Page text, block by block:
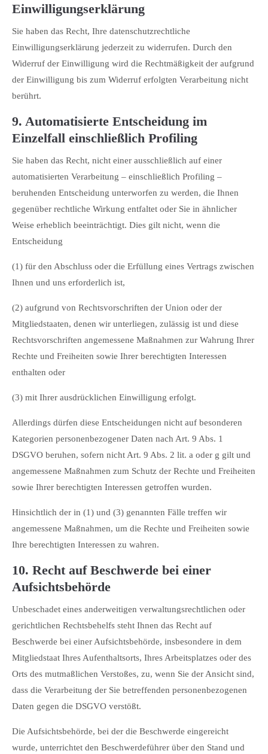
Einwilligungserklärung
Sie haben das Recht, Ihre datenschutzrechtliche
Einwilligungserklärung jederzeit zu widerrufen. Durch den
Widerruf der Einwilligung wird die Rechtmäßigkeit der aufgrund
der Einwilligung bis zum Widerruf erfolgten Verarbeitung nicht
berührt.
9. Automatisierte Entscheidung im
Einzelfall einschließlich Profiling
Sie haben das Recht, nicht einer ausschließlich auf einer
automatisierten Verarbeitung – einschließlich Profiling –
beruhenden Entscheidung unterworfen zu werden, die Ihnen
gegenüber rechtliche Wirkung entfaltet oder Sie in ähnlicher
Weise erheblich beeinträchtigt. Dies gilt nicht, wenn die
Entscheidung
(1) für den Abschluss oder die Erfüllung eines Vertrags zwischen
Ihnen und uns erforderlich ist,
(2) aufgrund von Rechtsvorschriften der Union oder der
Mitgliedstaaten, denen wir unterliegen, zulässig ist und diese
Rechtsvorschriften angemessene Maßnahmen zur Wahrung Ihrer
Rechte und Freiheiten sowie Ihrer berechtigten Interessen
enthalten oder
(3) mit Ihrer ausdrücklichen Einwilligung erfolgt.
Allerdings dürfen diese Entscheidungen nicht auf besonderen
Kategorien personenbezogener Daten nach Art. 9 Abs. 1
DSGVO beruhen, sofern nicht Art. 9 Abs. 2 lit. a oder g gilt und
angemessene Maßnahmen zum Schutz der Rechte und Freiheiten
sowie Ihrer berechtigten Interessen getroffen wurden.
Hinsichtlich der in (1) und (3) genannten Fälle treffen wir
angemessene Maßnahmen, um die Rechte und Freiheiten sowie
Ihre berechtigten Interessen zu wahren.
10. Recht auf Beschwerde bei einer
Aufsichtsbehörde
Unbeschadet eines anderweitigen verwaltungsrechtlichen oder
gerichtlichen Rechtsbehelfs steht Ihnen das Recht auf
Beschwerde bei einer Aufsichtsbehörde, insbesondere in dem
Mitgliedstaat Ihres Aufenthaltsorts, Ihres Arbeitsplatzes oder des
Orts des mutmaßlichen Verstoßes, zu, wenn Sie der Ansicht sind,
dass die Verarbeitung der Sie betreffenden personenbezogenen
Daten gegen die DSGVO verstößt.
Die Aufsichtsbehörde, bei der die Beschwerde eingereicht
wurde, unterrichtet den Beschwerdeführer über den Stand und